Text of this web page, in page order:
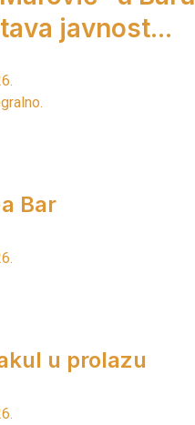
javnost...
Bar
u prolazu